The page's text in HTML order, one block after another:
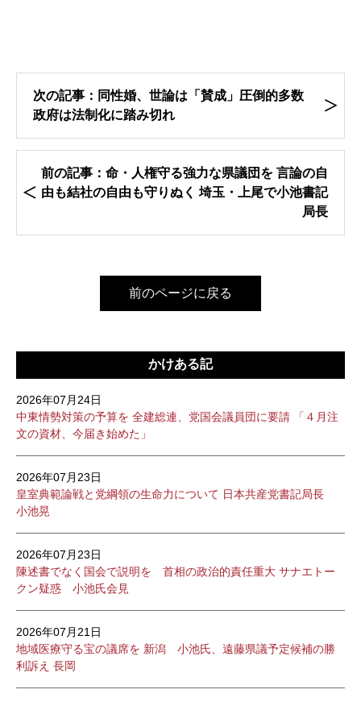
次の記事：同性婚、世論は「賛成」圧倒的多数
政府は法制化に踏み切れ
前の記事：命・人権守る強力な県議団を 言論の自
由も結社の自由も守りぬく 埼玉・上尾で小池書記
局長
前のページに戻る
かけある記
2026年07月24日
中東情勢対策の予算を 全建総連、党国会議員団に要請 「４月注
文の資材、今届き始めた」
2026年07月23日
皇室典範論戦と党綱領の生命力について 日本共産党書記局長
小池晃
2026年07月23日
陳述書でなく国会で説明を 首相の政治的責任重大 サナエトー
クン疑惑 小池氏会見
2026年07月21日
地域医療守る宝の議席を 新潟 小池氏、遠藤県議予定候補の勝
利訴え 長岡